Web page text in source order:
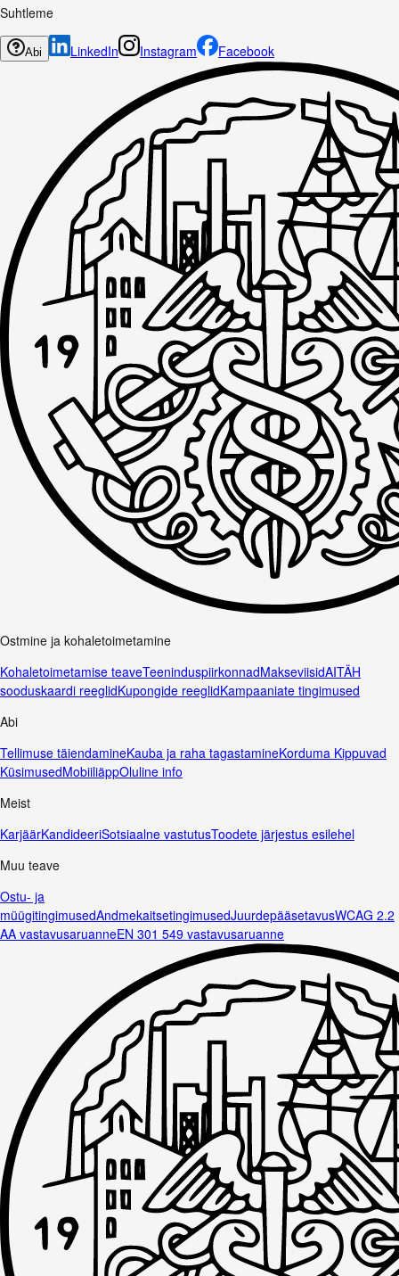
Suhtleme
Abi LinkedIn Instagram Facebook
Ostmine ja kohaletoimetamine
Kohaletoimetamise teaveTeeninduspiirkonnadMakseviisidAITÄH
sooduskaardi reeglidKupongide reeglidKampaaniate tingimused
Abi
Tellimuse täiendamineKauba ja raha tagastamineKorduma Kippuvad
KüsimusedMobiiliäppOluline info
Meist
KarjäärKandideeriSotsiaalne vastutusToodete järjestus esilehel
Muu teave
Ostu- ja
müügitingimusedAndmekaitsetingimusedJuurdepääsetavusWCAG 2.2
AA vastavusaruanneEN 301 549 vastavusaruanne